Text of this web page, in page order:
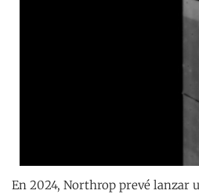
En 2024, Northrop prevé lanzar